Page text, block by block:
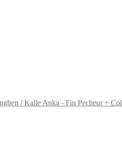
/ Kalle Anka - Fin Pecheur +